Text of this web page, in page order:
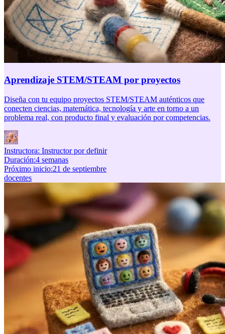
Aprendizaje STEM/STEAM por proyectos
Diseña con tu equipo proyectos STEM/STEAM auténticos que
conecten ciencias, matemática, tecnología y arte en torno a un
problema real, con producto final y evaluación por competencias.
Instructora: Instructor por definir
Duración:4 semanas
Próximo inicio:21 de septiembre
docentes